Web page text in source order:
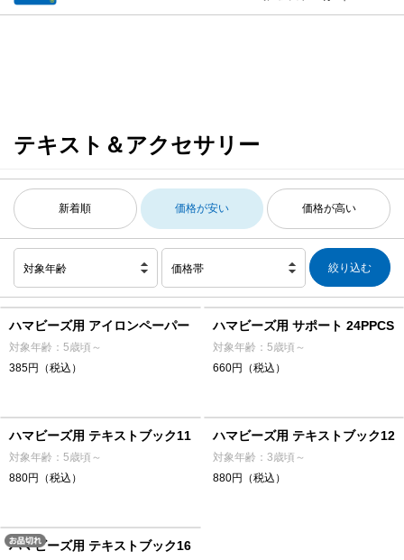
テキスト＆アクセサリー
新着順 価格が安い 価格が高い
対象年齢 価格帯
ハマビーズ用 アイロンペーパー
対象年齢：5歳頃～
385円（税込）
ハマビーズ用 サポート 24PPCS
対象年齢：5歳頃～
660円（税込）
ハマビーズ用 テキストブック11
対象年齢：5歳頃～
880円（税込）
ハマビーズ用 テキストブック12
対象年齢：3歳頃～
880円（税込）
ハマビーズ用 テキストブック16